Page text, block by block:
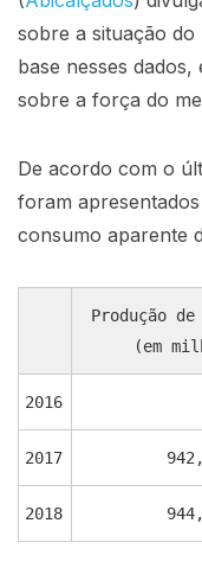
sobre a situação do
base nesses
sobre a força do
De acordo com o
foram
consumo aparente
Produção
(em
2016
2017
2018